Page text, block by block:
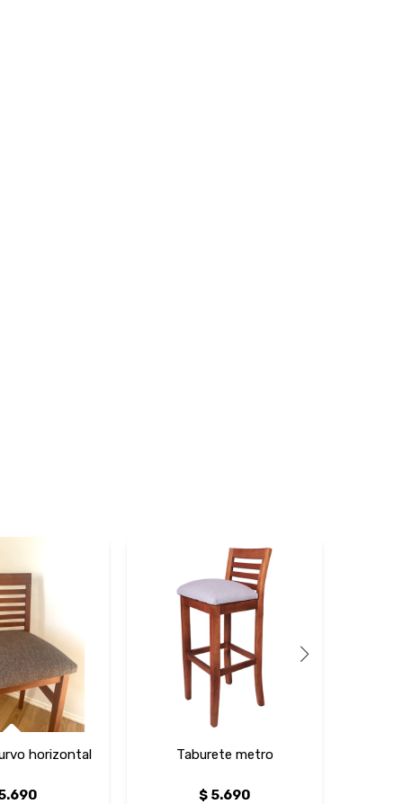
horizontal Taburete metro
$ 5.690